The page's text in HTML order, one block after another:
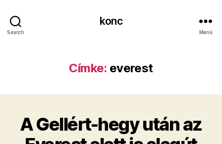
Search
konc
Menü
Címke: everest
A Gellért-hegy után az